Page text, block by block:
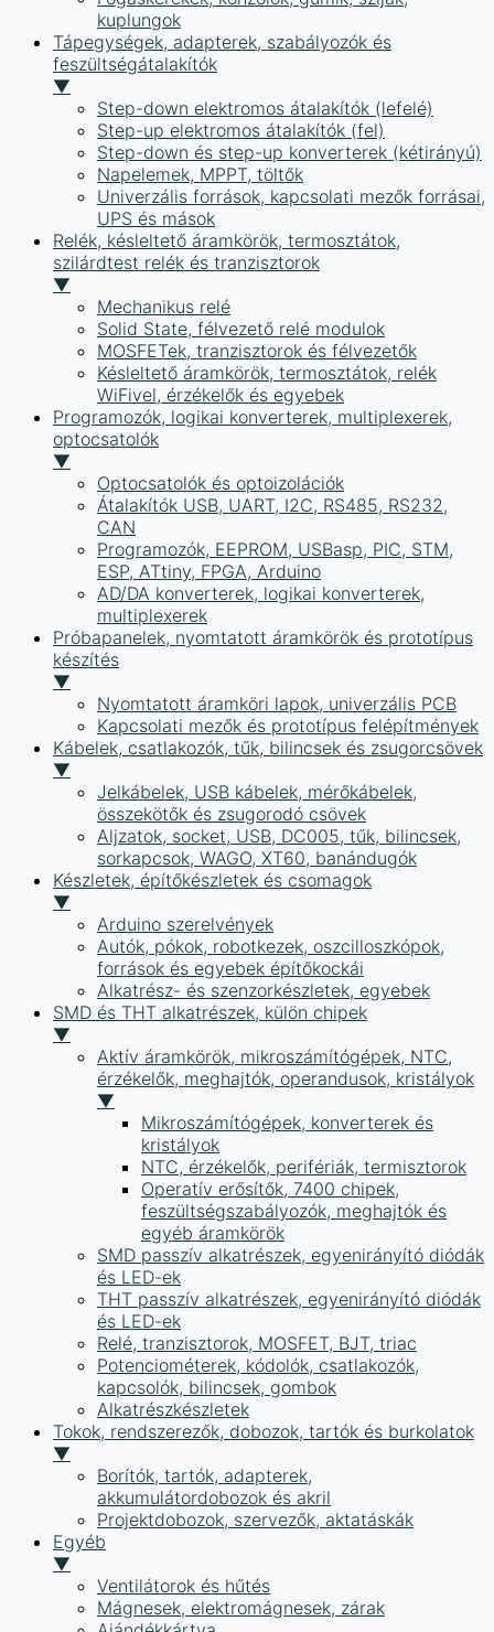
kuplungok
Tápegységek, adapterek, szabályozók és
feszültségátalakítók
▼
Step-down elektromos átalakítók (lefelé)
Step-up elektromos átalakítók (fel)
Step-down és step-up konverterek (kétirányú)
Napelemek, MPPT, töltők
Univerzális források, kapcsolati mezők forrásai,
UPS és mások
Relék, késleltető áramkörök, termosztátok,
szilárdtest relék és tranzisztorok
▼
Mechanikus relé
Solid State, félvezető relé modulok
MOSFETek, tranzisztorok és félvezetők
Késleltető áramkörök, termosztátok, relék
WiFivel, érzékelők és egyebek
Programozók, logikai konverterek, multiplexerek,
optocsatolók
▼
Optocsatolók és optoizolációk
Átalakítók USB, UART, I2C, RS485, RS232,
CAN
Programozók, EEPROM, USBasp, PIC, STM,
ESP, ATtiny, FPGA, Arduino
AD/DA konverterek, logikai konverterek,
multiplexerek
Próbapanelek, nyomtatott áramkörök és prototípus
készítés
▼
Nyomtatott áramköri lapok, univerzális PCB
Kapcsolati mezők és prototípus felépítmények
Kábelek, csatlakozók, tűk, bilincsek és zsugorcsövek
▼
Jelkábelek, USB kábelek, mérőkábelek,
összekötők és zsugorodó csövek
Aljzatok, socket, USB, DC005, tűk, bilincsek,
sorkapcsok, WAGO, XT60, banándugók
Készletek, építőkészletek és csomagok
▼
Arduino szerelvények
Autók, pókok, robotkezek, oszcilloszkópok,
források és egyebek építőkockái
Alkatrész- és szenzorkészletek, egyebek
SMD és THT alkatrészek, külön chipek
▼
Aktív áramkörök, mikroszámítógépek, NTC,
érzékelők, meghajtók, operandusok, kristályok
▼
Mikroszámítógépek, konverterek és
kristályok
NTC, érzékelők, perifériák, termisztorok
Operatív erősítők, 7400 chipek,
feszültségszabályozók, meghajtók és
egyéb áramkörök
SMD passzív alkatrészek, egyenirányító diódák
és LED-ek
THT passzív alkatrészek, egyenirányító diódák
és LED-ek
Relé, tranzisztorok, MOSFET, BJT, triac
Potenciométerek, kódolók, csatlakozók,
kapcsolók, bilincsek, gombok
Alkatrészkészletek
Tokok, rendszerezők, dobozok, tartók és burkolatok
▼
Borítók, tartók, adapterek,
akkumulátordobozok és akril
Projektdobozok, szervezők, aktatáskák
Egyéb
▼
Ventilátorok és hűtés
Mágnesek, elektromágnesek, zárak